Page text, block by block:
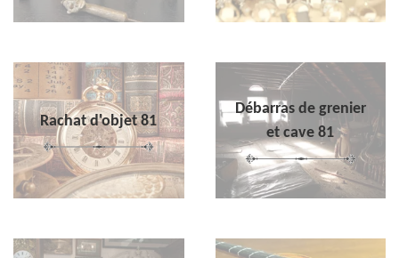
Rachat d'objet 81
Débarras de grenier
et cave 81